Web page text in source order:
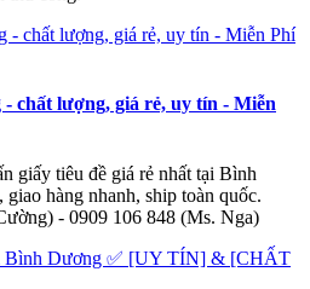
chất lượng, giá rẻ, uy tín - Miễn
giấy tiêu đề giá rẻ nhất tại Bình
hàng nhanh, ship toàn quốc.
- 0909 106 848 (Ms. Nga)